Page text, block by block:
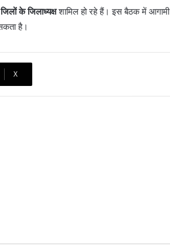
के जिलाध्यक्षशामिल हो रहे हैं। इस बैठक में आगामी
है।
X